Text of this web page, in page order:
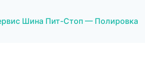
Шина Пит-Стоп — Полировка